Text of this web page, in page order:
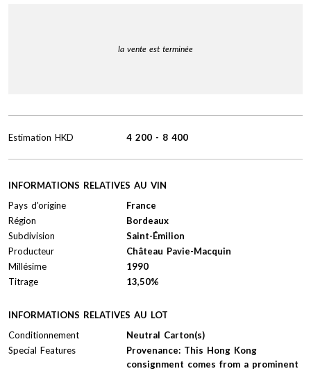
la vente est terminée
INFORMATIONS RELATIVES AU VIN
Pays d'origine
France
Région
Bordeaux
Subdivision
Saint-Émilion
Producteur
Château Pavie-Macquin
Millésime
1990
Titrage
13,50%
INFORMATIONS RELATIVES AU LOT
Conditionnement
Neutral Carton(s)
Special Features
Provenance: This Hong Kong
consignment comes from a prominent
Estimation HKD 4 200 - 8 400